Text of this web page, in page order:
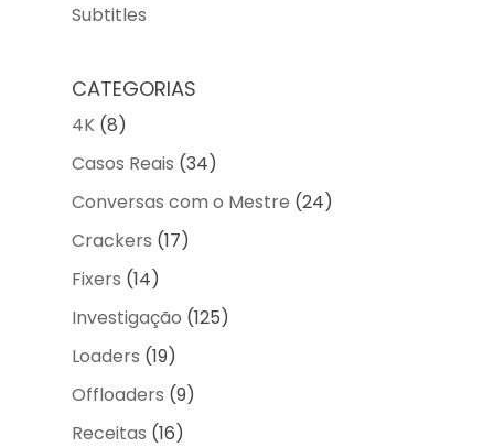
Subtitles
CATEGORIAS
4K(8)
Casos Reais (34)
Conversas com o Mestre (24)
Crackers (17)
Fixers (14)
Investigação (125)
Loaders (19)
Offloaders (9)
Receitas (16)